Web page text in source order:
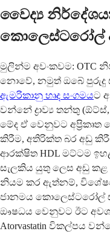
වෛද්‍ය
කොලෙස්ටරෝල්
මුලින්ම අවංකවම: OTC
නොවේ, නමුත් ඔබේ පුරුදු
ඇමරිකානු හෘද සංගමයට
වන්නේ ද්‍රාව්‍ය තන්තු
මේද ඒ වෙනුවට අප්‍රිකෘත
කිරීම, අතිරික්ත බර අඩු
ආරක්ෂිත HDL මට්ටම
සැලකිය යුතු ලෙස අඩු
නියම කර ඇත්නම්,
ජානමය කොලෙස්ටරෝල්
ඖෂධය වෙනුවට ඊට අවශ්‍ය
Atorvastatin විකල්පය